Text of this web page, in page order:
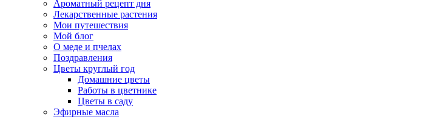
Ароматный рецепт дня
Лекарственные растения
Мои путешествия
Мой блог
О меде и пчелах
Поздравления
Цветы круглый год
Домашние цветы
Работы в цветнике
Цветы в саду
Эфирные масла